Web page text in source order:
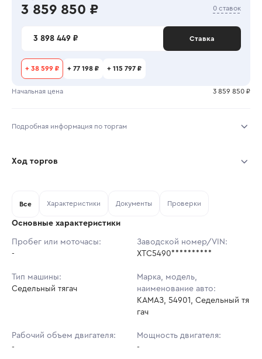
3 859 850 ₽ 0 ставок
3 898 449 ₽ Ставка
+ 38 599 ₽ + 77 198 ₽ + 115 797 ₽
Начальная цена 3 859 850 ₽
Подробная информация по торгам
Тип аукциона: Открытые торги
Шаг торгов: 38 599 ₽
Кол-во ставок:
Белгородская Область
Ход торгов
Ставок не найдено
в аукционах
Все Характеристики Документы Проверки
Основные характеристики
Пробег или моточасы:
-
Заводской номер/VIN:
XTC5490**********
Тип машины:
Седельный тягач
Марка, модель,
наименование авто:
КАМАЗ, 54901, Седельный тя
гач
Рабочий объем двигателя:
-
Мощность двигателя:
-